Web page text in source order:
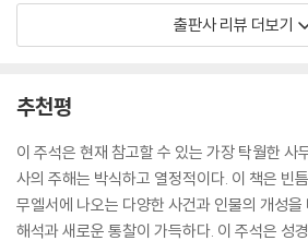
뉴아메리칸 주석은 성경 말씀의 권위를 인정하
로서, 복음주의 신학자들이 심혈을 기울인 신
깊고 성숙한 신앙을 지닌 교회를 세우도록 이끌
출판사 리뷰 더보기
추천평
이 주석은 현재 참고할 수 있는 가장 탁월한 사
사의 주해는 박식하고 열정적이다. 이 책은 빈
무엘서에 나오는 다양한 사건과 인물의 개성
해석과 새로운 통찰이 가득하다. 이 주석은 성